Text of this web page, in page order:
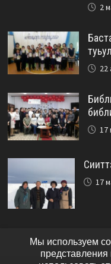
2
22
17
17
Мы используем